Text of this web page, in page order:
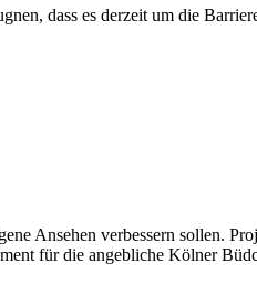
dass es derzeit um die
Ansehen verbessern sollen.
für die angebliche Kölner